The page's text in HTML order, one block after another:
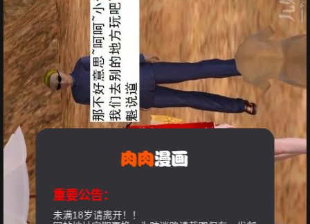
重要公告：
未满18岁请离开！！